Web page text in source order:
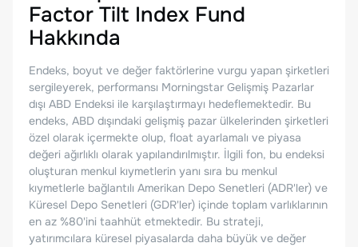
Factor Tilt Index Fund
Hakkında
Endeks, boyut ve değer faktörlerine vurgu yapan şirketleri
sergileyerek, performansı Morningstar Gelişmiş Pazarlar
dışı ABD Endeksi ile karşılaştırmayı hedeflemektedir. Bu
endeks, ABD dışındaki gelişmiş pazar ülkelerinden şirketleri
özel olarak içermekte olup, float ayarlamalı ve piyasa
değeri ağırlıklı olarak yapılandırılmıştır. İlgili fon, bu endeksi
oluşturan menkul kıymetlerin yanı sıra bu menkul
kıymetlerle bağlantılı Amerikan Depo Senetleri (ADR'ler) ve
Küresel Depo Senetleri (GDR'ler) içinde toplam varlıklarının
en az %80'ini taahhüt etmektedir. Bu strateji,
yatırımcılara küresel piyasalarda daha büyük ve değer